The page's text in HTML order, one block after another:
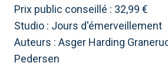
Prix ​​public conseillé : 32,99 €
Studio : Jours d'émerveillement
Auteurs : Asger Harding
Pedersen